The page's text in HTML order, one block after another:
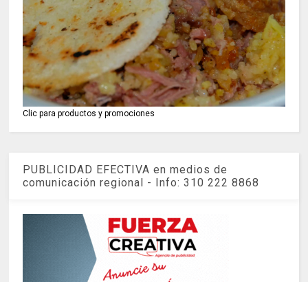
Clic para productos y promociones
PUBLICIDAD EFECTIVA en medios de
comunicación regional - Info: 310 222 8868